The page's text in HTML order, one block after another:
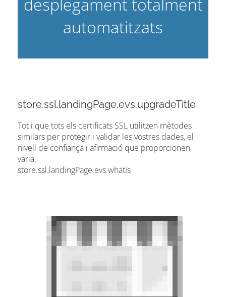
automatitzats
store.ssl.landingPage.evs.upgradeTitle
Tot i que tots els certificats SSL utilitzen mètodes
similars per protegir i validar les vostres dades, el
nivell de confiança i afirmació que proporcionen
varia.
store.ssl.landingPage.evs.whatIs